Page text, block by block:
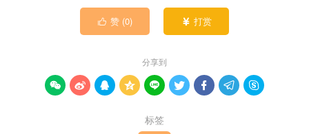
 赞 (0)  打赏
分享到
        
标签